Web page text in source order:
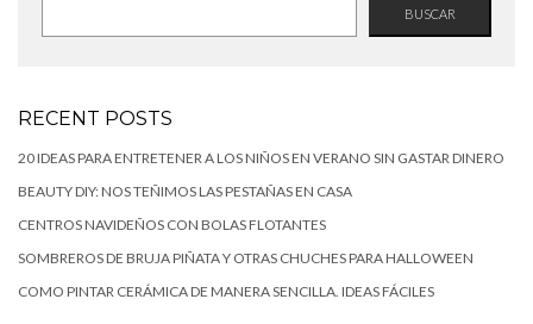
BUSCAR
RECENT POSTS
20 IDEAS PARA ENTRETENER A LOS NIÑOS EN VERANO SIN GASTAR DINERO
BEAUTY DIY: NOS TEÑIMOS LAS PESTAÑAS EN CASA
CENTROS NAVIDEÑOS CON BOLAS FLOTANTES
SOMBREROS DE BRUJA PIÑATA Y OTRAS CHUCHES PARA HALLOWEEN
COMO PINTAR CERÁMICA DE MANERA SENCILLA. IDEAS FÁCILES